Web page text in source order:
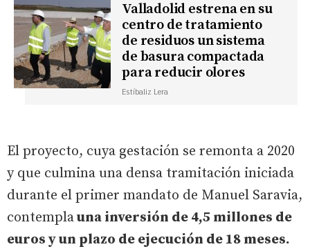
Valladolid estrena en su
centro de tratamiento
de residuos un sistema
de basura compactada
para reducir olores
Estíbaliz Lera
El proyecto, cuya gestación se remonta a 2020
y que culmina una densa tramitación iniciada
durante el primer mandato de Manuel Saravia,
contemplauna inversión de 4,5 millones de
euros y un plazo de ejecución de 18 meses.